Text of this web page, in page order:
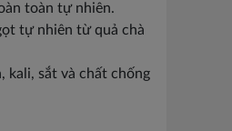
toàn tự nhiên.
tự nhiên từ quả chà
kali, sắt và chất chống